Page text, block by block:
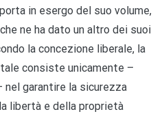
in esergo del suo volume,
ne ha dato un altro dei suoi
la concezione liberale, la
consiste unicamente –
nel garantire la sicurezza
libertà e della proprietà